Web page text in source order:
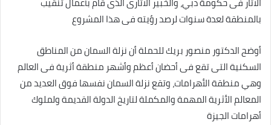
بالمنطقة لعدة سنوات لرصد رؤيته فى هذا المشروع
أوضح الدكتور منصور بريك للحملة أن نزلة السمان من المناطق
السكنية التى تقع فى أحضان أعظم وأشهر منطقة أثرية فى العالم
وهي منطقة الأهرامات، وتقع نزلة السمان نفسها فوق العديد من
المعالم الأثرية المهمة والمكملة لتاريخ الدولة القديمة ولملوك
أهرامات الجيزة